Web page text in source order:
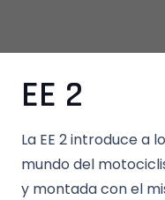
EE 2
La EE 2 introduce a
mundo del
y montada con el